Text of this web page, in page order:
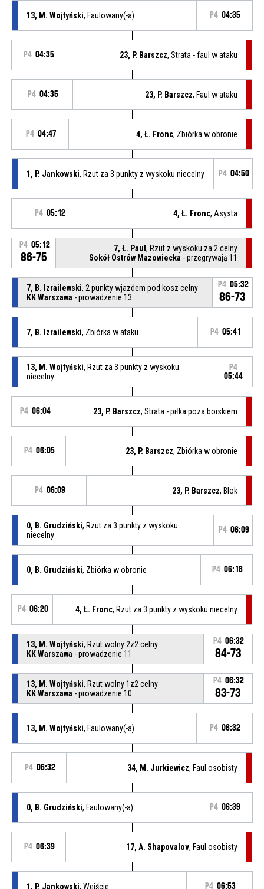
13, M. Wojtyński, Faulowany(-a) P4 04:35
P4 04:35 23, P. Barszcz, Strata - faul w ataku
P4 04:35 23, P. Barszcz, Faul w ataku
P4 04:47 4, Ł. Fronc, Zbiórka w obronie
1, P. Jankowski, Rzut za 3 punkty z wyskoku niecelny P4 04:50
P4 05:12 4, Ł. Fronc, Asysta
P4 05:12
86-75
7, Ł. Paul, Rzut z wyskoku za 2 celny
Sokół Ostrów Mazowiecka - przegrywają 11
7, B. Izrailewski, 2 punkty wjazdem pod kosz celny
KK Warszawa - prowadzenie 13
P4 05:32
86-73
7, B. Izrailewski, Zbiórka w ataku P4 05:41
13, M. Wojtyński, Rzut za 3 punkty z wyskoku
niecelny
P4
05:44
P4 06:04 23, P. Barszcz, Strata - piłka poza boiskiem
P4 06:05 23, P. Barszcz, Zbiórka w obronie
P4 06:09 23, P. Barszcz, Blok
0, B. Grudziński, Rzut za 3 punkty z wyskoku
niecelny
P4 06:09
0, B. Grudziński, Zbiórka w obronie P4 06:18
P4 06:20 4, Ł. Fronc, Rzut za 3 punkty z wyskoku niecelny
13, M. Wojtyński, Rzut wolny 2z2 celny
KK Warszawa - prowadzenie 11
P4 06:32
84-73
13, M. Wojtyński, Rzut wolny 1z2 celny
KK Warszawa - prowadzenie 10
P4 06:32
83-73
13, M. Wojtyński, Faulowany(-a) P4 06:32
P4 06:32 34, M. Jurkiewicz, Faul osobisty
0, B. Grudziński, Faulowany(-a) P4 06:39
P4 06:39 17, A. Shapovalov, Faul osobisty
1, P. Jankowski, Wejście P4 06:53